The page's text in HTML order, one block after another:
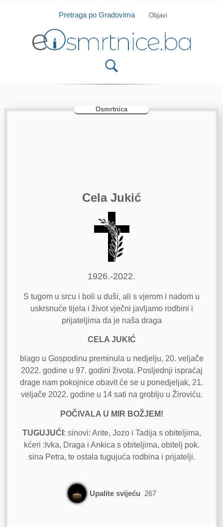
Isprobajte našu Android i IOS aplikaciju
Pretraga po Gradovima Objavi
Osmrtnica
Cela Jukić
1926.-2022.
S tugom u srcu i boli u duši, ali s vjerom i nadom u
uskrsnuće tijela i život vječni javljamo rodbini i
prijateljima da je naša draga
CELA JUKIĆ
blago u Gospodinu preminula u nedjelju, 20. veljače
2022. godine u 97. godini života. Posljednji ispraćaj
drage nam pokojnice obavit će se u ponedjeljak, 21.
veljače 2022. godine u 14 sati na groblju u Žiroviću.
POČIVALA U MIR BOŽJEM!
TUGUJUĆI : sinovi: Ante, Jozo i Tadija s obiteljima,
kćeri :Ivka, Draga i Ankica s obiteljima, obitelj pok.
sina Petra, te ostala tugujuća rodbina i prijatelji.
Upalite svijeću 267